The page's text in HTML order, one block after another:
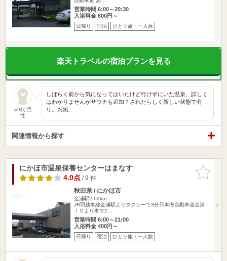
営業時間 6:00～20:30
入浴料金 600円～
日帰り 宿泊 ひとり旅・一人旅
楽天トラベルの宿泊プランを見る
40代 男
性
しばらく前から気になってはいたけど行けずにいた温泉。詳しく
はわかりませんがサウナも追加？されたらしく新しい状態で有
り。お風…
関連情報から探す
お気に入
りに追加
にかほ市温泉保養センターはまなす
4.0点/ 9 件
秋田県 / にかほ市
金浦駅2.02km
JR羽越本線金浦駅よりタクシーで3分日本海自動車道金浦
ＩＣより車で2…
営業時間 6:00～21:00
入浴料金 400円～
日帰り 宿泊 ひとり旅・一人旅